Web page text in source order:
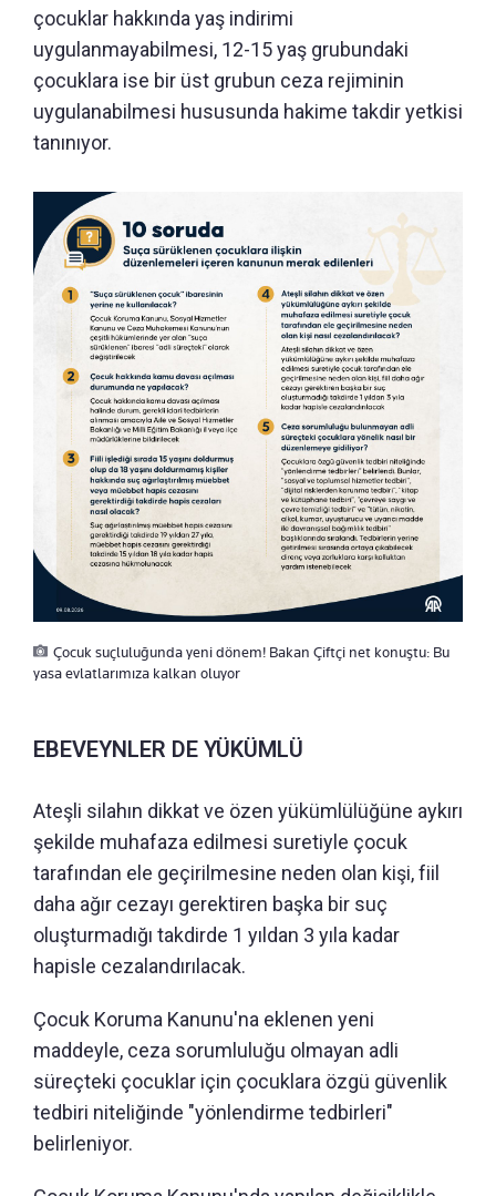
çocuklar hakkında yaş indirimi
uygulanmayabilmesi, 12-15 yaş grubundaki
çocuklara ise bir üst grubun ceza rejiminin
uygulanabilmesi hususunda hakime takdir yetkisi
tanınıyor.
Çocuk suçluluğunda yeni dönem! Bakan Çiftçi net konuştu: Bu
yasa evlatlarımıza kalkan oluyor
EBEVEYNLER DE YÜKÜMLÜ
Ateşli silahın dikkat ve özen yükümlülüğüne aykırı
şekilde muhafaza edilmesi suretiyle çocuk
tarafından ele geçirilmesine neden olan kişi, fiil
daha ağır cezayı gerektiren başka bir suç
oluşturmadığı takdirde 1 yıldan 3 yıla kadar
hapisle cezalandırılacak.
Çocuk Koruma Kanunu'na eklenen yeni
maddeyle, ceza sorumluluğu olmayan adli
süreçteki çocuklar için çocuklara özgü güvenlik
tedbiri niteliğinde "yönlendirme tedbirleri"
belirleniyor.